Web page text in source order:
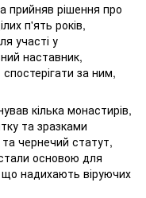
прийняв рішення про
п'ять років,
участі у
наставник,
за ним,
кілька монастирів,
та зразками
чернечий статут,
основою для
надихають віруючих